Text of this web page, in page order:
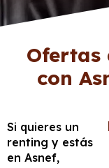
Ofertas
con
Si quieres un
renting y estás
en Asnef,